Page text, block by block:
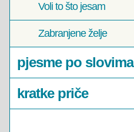
Voli to što jesam
Zabranjene želje
pjesme po slovima
kratke priče